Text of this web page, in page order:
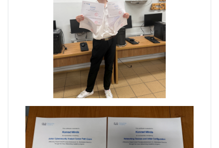
Informatycy zapraszają do
Staszica w Iłży!